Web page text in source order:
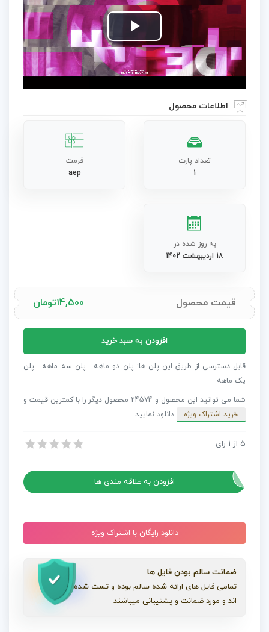
Play
Video
اطلاعات محصول
تعداد پارت
1
فرمت
aep
به روز شده در
18 اردیبهشت 1402
قیمت محصول 14,500تومان
اوپنر
مد
افزودن به سبد خرید
قابل دسترسی از طریق این پلن ها: پلن دو ماهه - پلن سه ماهه - پلن
یک ماهه
شما می توانید این محصول و 24574 محصول دیگر را با کمترین قیمت و
خرید اشتراک ویژه
دانلود نمایید.
پروژه افترافکت اوپنر مد
5 از 1 رای
افزودن به علاقه مندی ها
دانلود رایگان با اشتراک ویژه
ضمانت سالم بودن فایل ها
تمامی فایل های ارائه شده سالم بوده و تست شده
اند و مورد ضمانت و پشتیبانی میباشند